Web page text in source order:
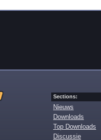
Sections:
Nieuws
Downloads
Top Downloads
Discussie